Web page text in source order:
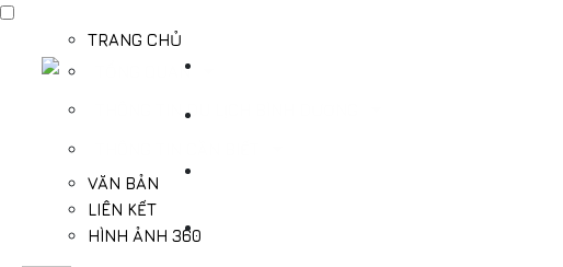
TRANG CHỦ
TỔNG QUAN
THÔNG TIN DU LỊCH BÌNH DƯƠNG
VĂN BẢN
LIÊN KẾT
HÌNH ẢNH 360